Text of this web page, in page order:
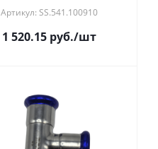
Артикул: SS.541.100910
1 520.15 руб./шт